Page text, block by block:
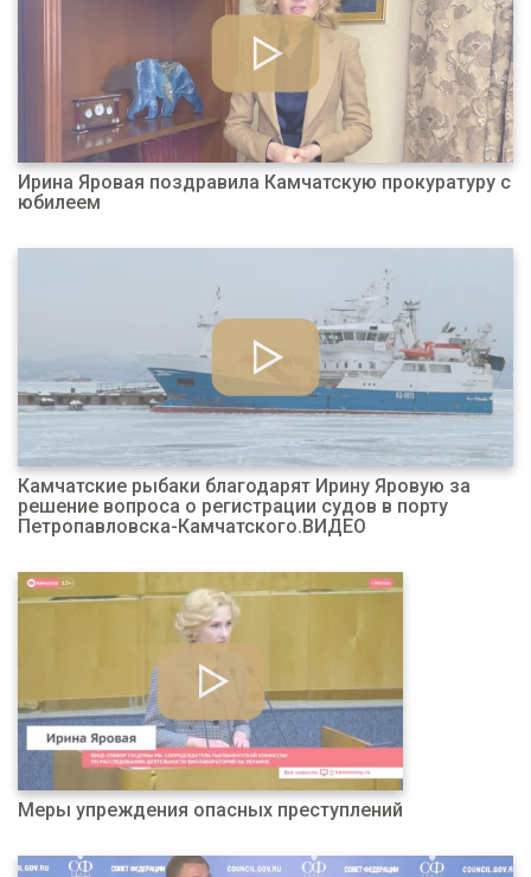
Ирина Яровая поздравила Камчатскую прокуратуру с
юбилеем
Камчатские рыбаки благодарят Ирину Яровую за
решение вопроса о регистрации судов в порту
Петропавловска-Камчатского.ВИДЕО
Меры упреждения опасных преступлений